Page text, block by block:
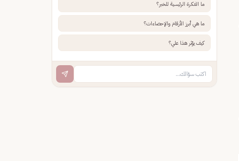
ما الفكرة الرئيسية للخبر؟
ما هي أبرز الأرقام والإحصاءات؟
كيف يؤثر هذا علي؟